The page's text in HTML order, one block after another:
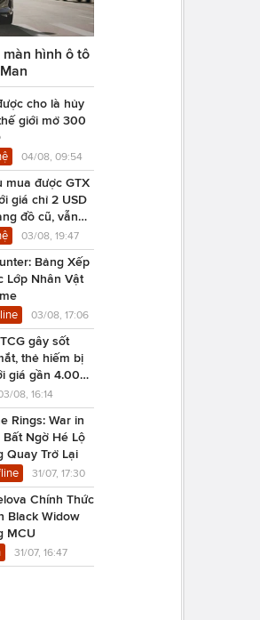
hình ô tô
cho là hủy
giới mở 300
04/08, 09:54
mua được GTX
giá chỉ 2 USD
đồ cũ, vẫn
2077
03/08, 19:47
Bảng Xếp
Lớp Nhân Vật
03/08, 17:06
gây sốt
thẻ hiếm bị
giá gần 4.000
08, 16:14
Rings: War in
Ngờ Hé Lộ
Quay Trở Lại
31/07, 17:30
Chính Thức
Black Widow
MCU
31/07, 16:47